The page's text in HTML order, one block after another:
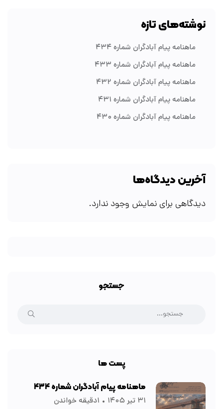
نوشته‌های تازه
ماهنامه پیام آبادگران شماره ۴۳۴
ماهنامه پیام آبادگران شماره ۴۳۳
ماهنامه پیام آبادگران شماره ۴۳۲
ماهنامه پیام آبادگران شماره ۴۳۱
ماهنامه پیام آبادگران شماره ۴۳۰
آخرین دیدگاه‌ها
دیدگاهی برای نمایش وجود ندارد.
جستجو
پست ها
ماهنامه پیام آبادگران شماره ۴۳۴
۳۱ تیر ۱۴۰۵ ۱دقیقه خواندن